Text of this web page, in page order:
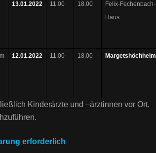
13.01.2022 11.00 18.00
Felix-Fechenbach-
Haus
12.01.2022 11.00 18.00 Margetshöchheim
Kinderärzte und –ärztinnen vor Ort,
erforderlich